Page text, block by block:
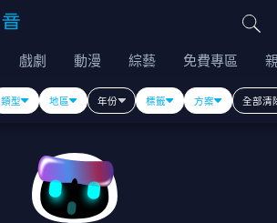
戲劇 動漫 綜藝 免費專區
類型 地區 年份 標籤 方案 全部清